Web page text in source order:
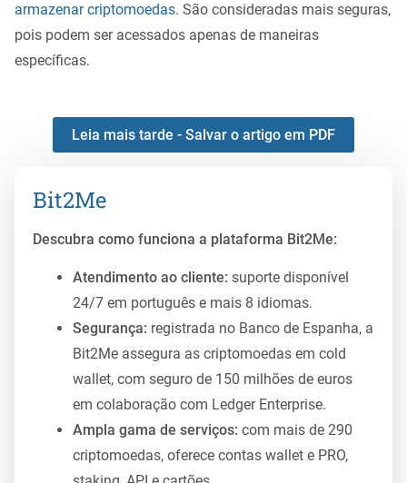
armazenar criptomoedas. São consideradas mais seguras,
pois podem ser acessados ​​apenas de maneiras
específicas.
Leia mais tarde - Salvar o artigo em PDF
Bit2Me
Descubra como funciona a plataforma Bit2Me:
Atendimento ao cliente: suporte disponível
24/7 em português e mais 8 idiomas.
Segurança: registrada no Banco de Espanha, a
Bit2Me assegura as criptomoedas em cold
wallet, com seguro de 150 milhões de euros
em colaboração com Ledger Enterprise.
Ampla gama de serviços: com mais de 290
criptomoedas, oferece contas wallet e PRO,